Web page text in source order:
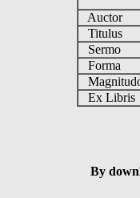
Auctor
Titulus
Sermo
Forma
Ex Libris
By